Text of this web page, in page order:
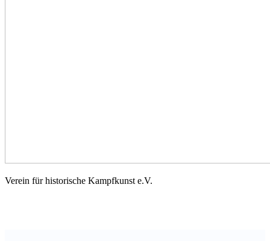
Greifen
Verein für historische Kampfkunst e.V.